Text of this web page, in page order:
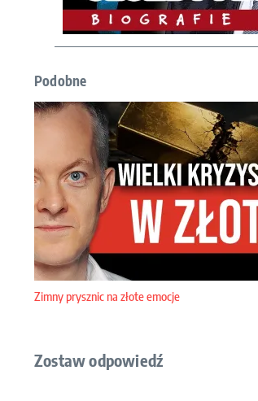
Podobne
Zimny prysznic na złote emocje
Zostaw odpowiedź